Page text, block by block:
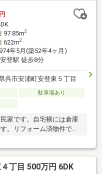
97.85m2
622m2
年5月(築52年4ヶ月)
登駅 徒歩8分
呉市安浦町安登東５丁目
駐車場あり
家です。自宅横には倉庫
。リフォーム済物件で
丁目 500万円 6DK